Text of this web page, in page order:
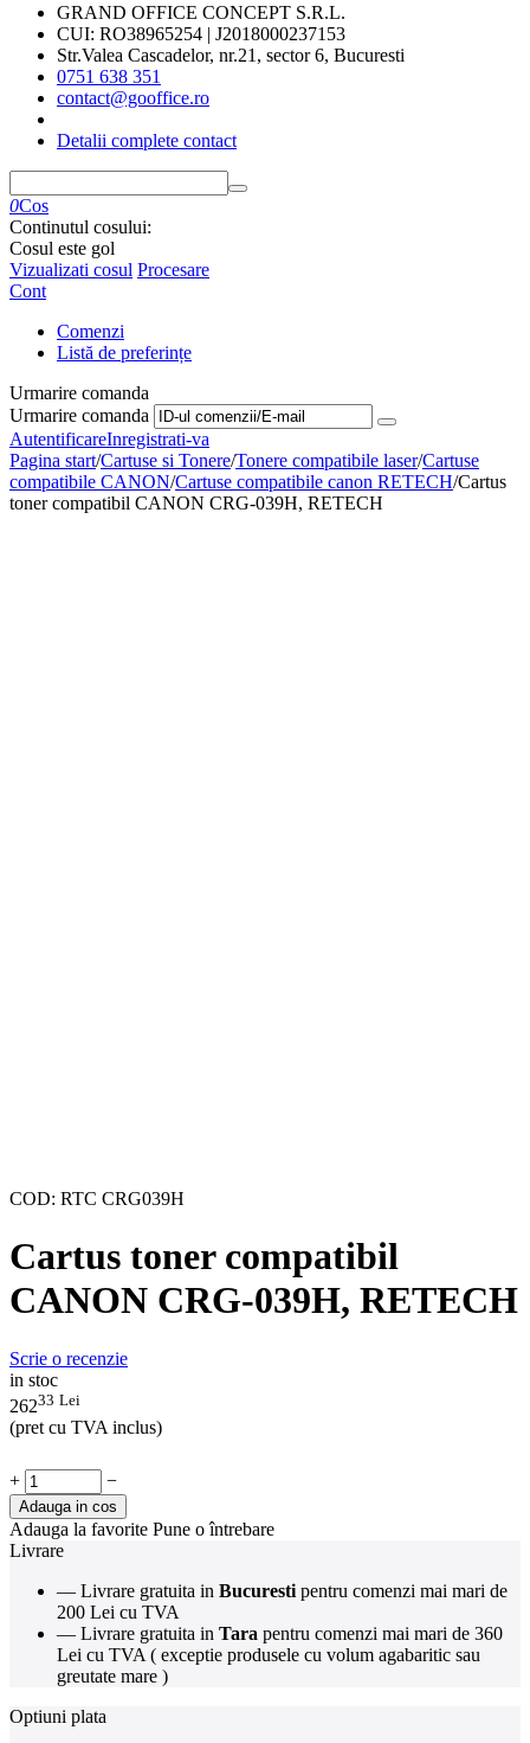
GRAND OFFICE CONCEPT S.R.L.
CUI: RO38965254 | J2018000237153
Str.Valea Cascadelor, nr.21, sector 6, Bucuresti
0751 638 351
contact@gooffice.ro
Detalii complete contact
0Cos
Continutul cosului:
Cosul este gol
Vizualizati cosul Procesare
Cont
Comenzi
Listă de preferințe
Urmarire comanda
Urmarire comanda
AutentificareInregistrati-va
Pagina start/Cartuse si Tonere/Tonere compatibile laser/Cartuse
compatibile CANON/Cartuse compatibile canon RETECH/Cartus
toner compatibil CANON CRG-039H, RETECH
COD: RTC CRG039H
Cartus toner compatibil
CANON CRG-039H, RETECH
Scrie o recenzie
in stoc
26233 Lei
(pret cu TVA inclus)
+ −
Adauga in cos
Adauga la favorite Pune o întrebare
Livrare
— Livrare gratuita in Bucuresti pentru comenzi mai mari de
200 Lei cu TVA
— Livrare gratuita in Tara pentru comenzi mai mari de 360
Lei cu TVA ( exceptie produsele cu volum agabaritic sau
greutate mare )
Optiuni plata